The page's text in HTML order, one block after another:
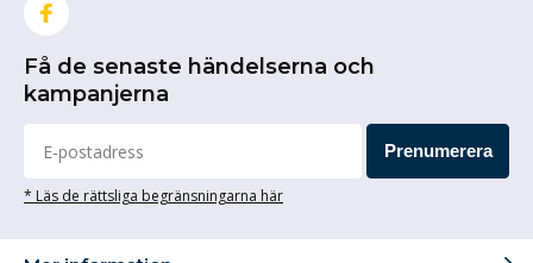
Få de senaste händelserna och
kampanjerna
Prenumerera
* Läs de rättsliga begränsningarna här